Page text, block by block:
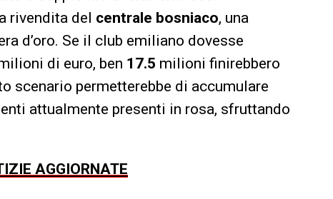
rivendita del centrale bosniaco, una
d’oro. Se il club emiliano dovesse
di euro, ben 17.5 milioni finirebbero
scenario permetterebbe di accumulare
attualmente presenti in rosa, sfruttando
AGGIORNATE